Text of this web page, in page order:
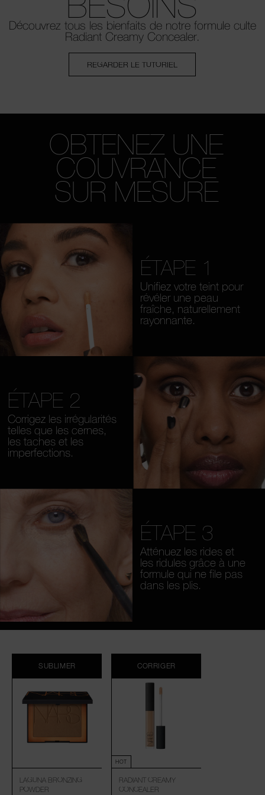
Découvrez tous les bienfaits de notre formule culte
Radiant Creamy Concealer.
REGARDER LE TUTORIEL
OBTENEZ UNE
COUVRANCE
SUR MESURE
ÉTAPE 1
Unifiez votre teint pour
révéler une peau
fraîche, naturellement
rayonnante.
ÉTAPE 2
Corrigez les irrégularités
telles que les cernes,
les taches et les
imperfections.
ÉTAPE 3
Atténuez les rides et
les ridules grâce à une
formule qui ne file pas
dans les plis.
SUBLIMER
LAGUNA BRONZING
POWDER
CORRIGER
HOT
RADIANT CREAMY
CONCEALER